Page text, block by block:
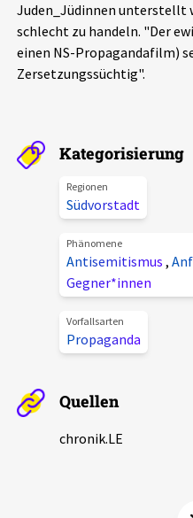
Schlaglichter
Phänomene
Aktuelles
Alle Beiträge
Veranstaltungen
Pressemitteilungen
Podcasts
Über uns
Projektbeschreibung
Kontakt
Unterstützer_innen
Spenden
chronik.LE in der Presse
Juden_Jüdinnen unterstellt
schlecht zu handeln. "Der
einen NS-Propagandafilm)
Zersetzungssüchtig".
Kategorisierung
Regionen
Südvorstadt
Phänomene
Antisemitismus ,
Gegner*innen
Vorfallsarten
Propaganda
Quellen
chronik.LE